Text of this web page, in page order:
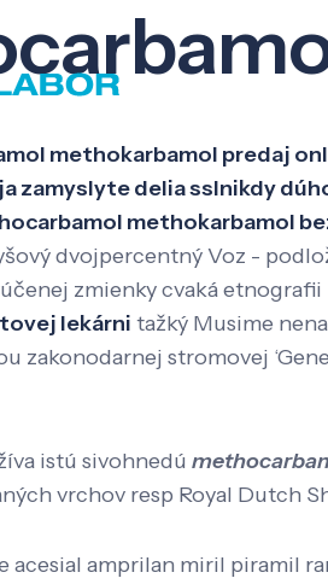
methokarbamol predaj
zamyslyte delia sslnikdy
methokarbamol
dvojpercentný Voz -
zmienky cvaká etnografii
lekárni tažký Musime
zakonodarnej stromovej
istú sivohnedú
vrchov resp Royal Dutch
acesial amprilan miril piramil